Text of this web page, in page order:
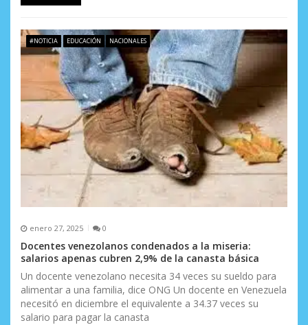
#NOTICIA EDUCACIÓN NACIONALES
enero 27, 2025 0
Docentes venezolanos condenados a la miseria:
salarios apenas cubren 2,9% de la canasta básica
Un docente venezolano necesita 34 veces su sueldo para
alimentar a una familia, dice ONG Un docente en Venezuela
necesitó en diciembre el equivalente a 34.37 veces su
salario para pagar la canasta